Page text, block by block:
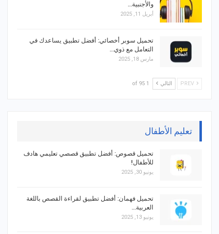
والأجنبية…
أبريل 11, 2025
تحميل سوبر أخصائي: أفضل تطبيق يساعدك في
التعامل مع ذوي…
مارس 18, 2025
التالي 1 of 95
تعليم الأطفال
تحميل قصوص: أفضل تطبيق قصصي تعليمي هادف
للأطفال!
يونيو 30, 2025
تحميل فهمان: أفضل تطبيق لقراءة القصص باللغة
العربية…
يونيو 13, 2025